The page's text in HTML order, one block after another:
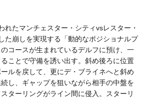
れたマンチェスター・シティvsレスター・
た崩しを実現する「動的なポジショナルプ
コースが生まれているデルフに預け、一
ことで守備を誘い出す。斜め後ろに位置
ルを戻して、更にデ・ブライネへと斜め
し、ギャップを狙いながら相手の中盤を
ターリングがライン間に侵入。スターリ